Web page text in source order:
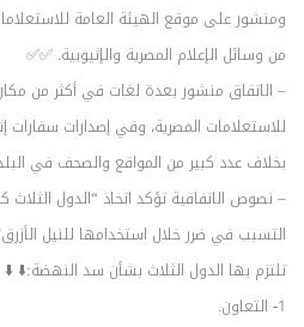
ومنشور على موقع الهيئة العامة
من وسائل الإعلام المصرية والإثيوبية. ✅✅
– الاتفاق منشور بعدة لغات في أكثر من
للاستعلامات المصرية، وفي إصدارات سفارات
بخلاف عدد كبير من المواقع والصحف في
– نصوص الاتفاقية تؤكد اتخاذ “الدول الثلاث
تلتزم بها الدول الثلاث بشأن سد النهضة:⬇️ ⬇️
1- التعاون.